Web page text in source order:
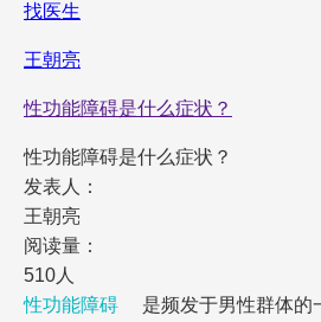
找医生
王朝亮
性功能障碍是什么症状？
性功能障碍是什么症状？
发表人：
王朝亮
阅读量：
510人
性功能障碍
是频发于男性群体的